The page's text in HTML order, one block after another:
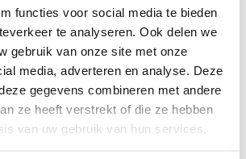
functies voor social media te bieden
te analyseren. Ook delen we
gebruik van onze site met onze
media, adverteren en analyse. Deze
gegevens combineren met andere
ze heeft verstrekt of die ze hebben
van uw gebruik van hun services.
Armoire 2-portes Nomad
Armoire 3-portes Nomad